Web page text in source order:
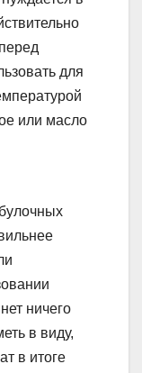
для
или масло
ничего
в виду,
в итоге